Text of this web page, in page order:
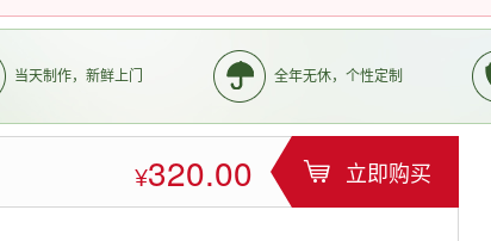
当天制作，新鲜上门 全年无休，个性定制
¥320.00 立即购买